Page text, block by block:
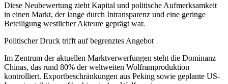
Diese Neubewertung zieht Kapital und politische Aufmerksamkeit
in einen Markt, der lange durch Intransparenz und eine geringe
Beteiligung westlicher Akteure geprägt war.
Politischer Druck trifft auf begrenztes Angebot
Im Zentrum der aktuellen Marktverwerfungen steht die Dominanz
Chinas, das rund 80% der weltweiten Wolframproduktion
kontrolliert. Exportbeschränkungen aus Peking sowie geplante US-